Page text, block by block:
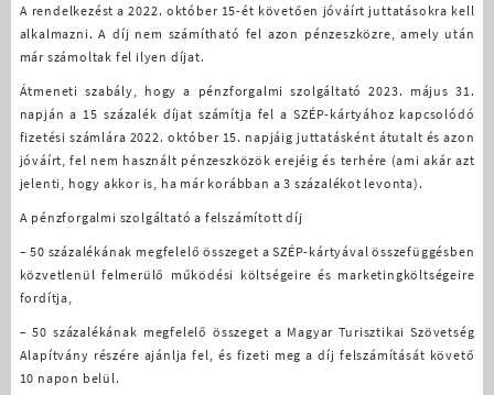
A rendelkezést a 2022. október 15-ét követően jóváírt juttatásokra kell
alkalmazni. A díj nem számítható fel azon pénzeszközre, amely után
már számoltak fel ilyen díjat.
Átmeneti szabály, hogy a pénzforgalmi szolgáltató 2023. május 31.
napján a 15 százalék díjat számítja fel a SZÉP-kártyához kapcsolódó
fizetési számlára 2022. október 15. napjáig juttatásként átutalt és azon
jóváírt, fel nem használt pénzeszközök erejéig és terhére (ami akár azt
jelenti, hogy akkor is, ha már korábban a 3 százalékot levonta).
A pénzforgalmi szolgáltató a felszámított díj
– 50 százalékának megfelelő összeget a SZÉP-kártyával összefüggésben
közvetlenül felmerülő működési költségeire és marketingköltségeire
fordítja,
– 50 százalékának megfelelő összeget a Magyar Turisztikai Szövetség
Alapítvány részére ajánlja fel, és fizeti meg a díj felszámítását követő
10 napon belül.